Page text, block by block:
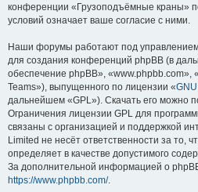
конференции «Грузоподъёмные краны»
условий означает ваше согласие с ними.
Наши форумы работают под
для создания конференций phpBB (в
обеспечение phpBB», «www.phpbb.com»,
Teams»), выпущенного по лицензии «
дальнейшем «GPL»). Скачать его можно
Ограничения лицензии GPL для
связаны с организацией и поддержкой
Limited не несёт ответственности за то,
определяет в качестве допустимого
За дополнительной информацией о
https://www.phpbb.com/.